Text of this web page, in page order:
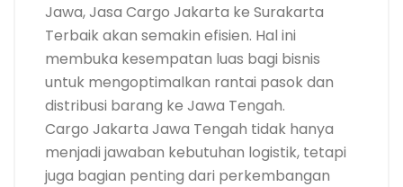
Jawa, Jasa Cargo Jakarta ke Surakarta
Terbaik akan semakin efisien. Hal ini
membuka kesempatan luas bagi bisnis
untuk mengoptimalkan rantai pasok dan
distribusi barang ke Jawa Tengah.
Cargo Jakarta Jawa Tengah tidak hanya
menjadi jawaban kebutuhan logistik, tetapi
juga bagian penting dari perkembangan